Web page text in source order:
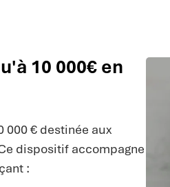
10 000€ en
000 € destinée aux
dispositif accompagne
: